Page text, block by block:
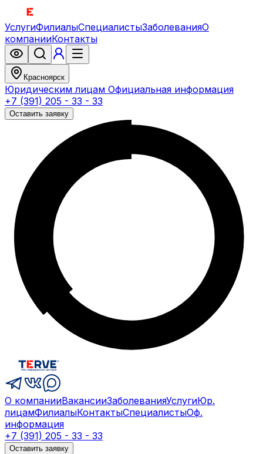
УслугиФилиалыСпециалистыЗаболеванияО
компанииКонтакты
Красноярск
Юридическим лицам Официальная информация
+7 (391) 205 - 33 - 33
Оставить заявку
О компанииВакансииЗаболеванияУслугиЮр.
лицамФилиалыКонтактыСпециалистыОф.
информация
+7 (391) 205 - 33 - 33
Оставить заявку